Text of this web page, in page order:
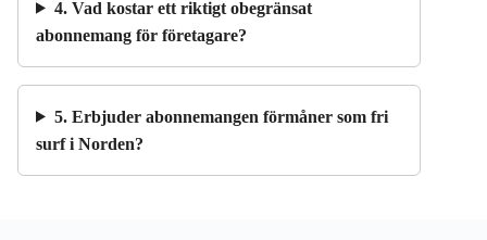
4. Vad kostar ett riktigt obegränsat
abonnemang för företagare?
5. Erbjuder abonnemangen förmåner som fri
surf i Norden?